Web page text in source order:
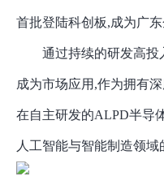
首批登陆科创板,成为广
通过持续的研发高投
成为市场应用,作为拥有
在自主研发的ALPD半导
人工智能与智能制造领域